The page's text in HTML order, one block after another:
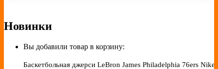
Новинки
Вы добавили товар в корзину:
Баскетбольная джерси LeBron James Philadelphia 76ers Nike